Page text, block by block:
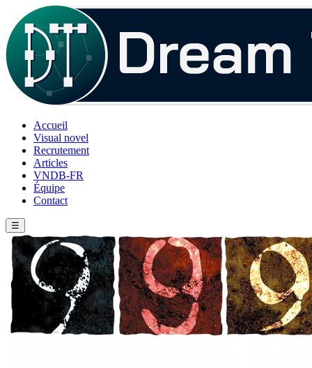
Accueil
Visual novel
Recrutement
Articles
VNDB-FR
Équipe
Contact
☰